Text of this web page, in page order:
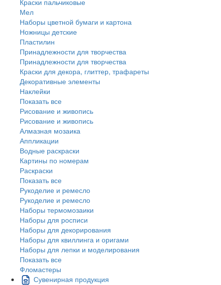
Краски пальчиковые
Мел
Наборы цветной бумаги и картона
Ножницы детские
Пластилин
Принадлежности для творчества
Принадлежности для творчества
Краски для декора, глиттер, трафареты
Декоративные элементы
Наклейки
Показать все
Рисование и живопись
Рисование и живопись
Алмазная мозаика
Аппликации
Водные раскраски
Картины по номерам
Раскраски
Показать все
Рукоделие и ремесло
Рукоделие и ремесло
Наборы термомозаики
Наборы для росписи
Наборы для декорирования
Наборы для квиллинга и оригами
Наборы для лепки и моделирования
Показать все
Фломастеры
Сувенирная продукция